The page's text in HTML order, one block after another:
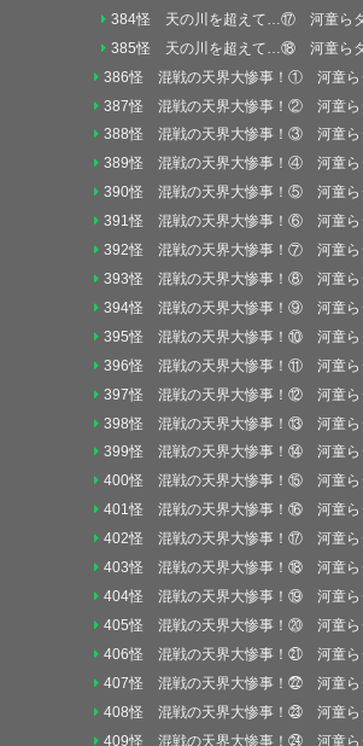
384怪 天の川を超えて…⑰ 河童らダ
385怪 天の川を超えて…⑱ 河童らダ
386怪 混戦の天界大惨事！① 河童ら
387怪 混戦の天界大惨事！② 河童ら
388怪 混戦の天界大惨事！③ 河童ら
389怪 混戦の天界大惨事！④ 河童ら
390怪 混戦の天界大惨事！⑤ 河童ら
391怪 混戦の天界大惨事！⑥ 河童ら
392怪 混戦の天界大惨事！⑦ 河童ら
393怪 混戦の天界大惨事！⑧ 河童ら
394怪 混戦の天界大惨事！⑨ 河童ら
395怪 混戦の天界大惨事！⑩ 河童ら
396怪 混戦の天界大惨事！⑪ 河童ら
397怪 混戦の天界大惨事！⑫ 河童ら
398怪 混戦の天界大惨事！⑬ 河童ら
399怪 混戦の天界大惨事！⑭ 河童ら
400怪 混戦の天界大惨事！⑮ 河童ら
401怪 混戦の天界大惨事！⑯ 河童ら
402怪 混戦の天界大惨事！⑰ 河童ら
403怪 混戦の天界大惨事！⑱ 河童ら
404怪 混戦の天界大惨事！⑲ 河童ら
405怪 混戦の天界大惨事！⑳ 河童ら
406怪 混戦の天界大惨事！㉑ 河童ら
407怪 混戦の天界大惨事！㉒ 河童ら
408怪 混戦の天界大惨事！㉓ 河童ら
409怪 混戦の天界大惨事！㉔ 河童ら